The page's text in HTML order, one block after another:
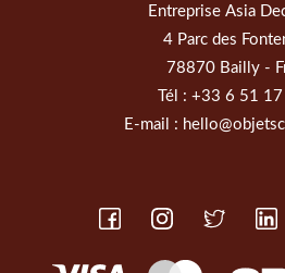
Entreprise Asia
4 Parc des
78870 Bailly -
Tél : +33 6 51
E-mail :